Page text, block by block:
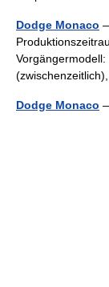
Dodge Monaco
Dodge Monaco